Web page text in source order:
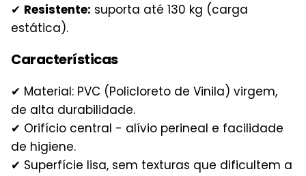
✔ Resistente: suporta até 130 kg (carga
estática).
Características
✔ Material: PVC (Policloreto de Vinila) virgem,
de alta durabilidade.
✔ Orifício central - alívio perineal e facilidade
de higiene.
✔ Superfície lisa, sem texturas que dificultem a